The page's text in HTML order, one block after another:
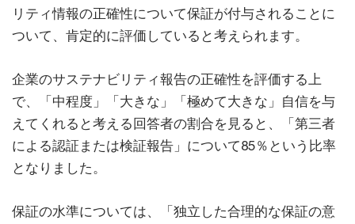
リティ情報の正確性について保証が付与されることに
ついて、肯定的に評価していると考えられます。
企業のサステナビリティ報告の正確性を評価する上
で、「中程度」「大きな」「極めて大きな」自信を与
えてくれると考える回答者の割合を見ると、「第三者
による認証または検証報告」について85％という比率
となりました。
保証の水準については、「独立した合理的な保証の意